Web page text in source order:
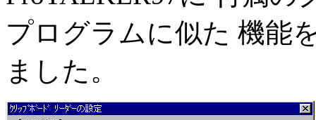
プログラムに似た 機能
ました。